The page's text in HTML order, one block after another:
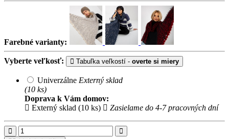
Farebné varianty:
Vyberte veľkosť: Tabuľka veľkostí - overte si miery
Univerzálne Externý sklad
(10 ks)
Doprava k Vám domov:
Externý sklad (10 ks)
Zasielame do 4-7 pracovných dní